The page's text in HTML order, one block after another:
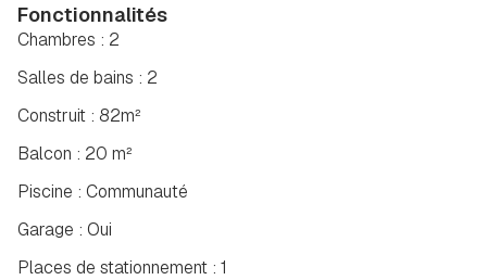
Fonctionnalités
Salles de bains : 2
Construit : 82m²
Chambres : 2
Balcon : 20 m²
Piscine : Communauté
Garage : Oui
Places de stationnement : 1